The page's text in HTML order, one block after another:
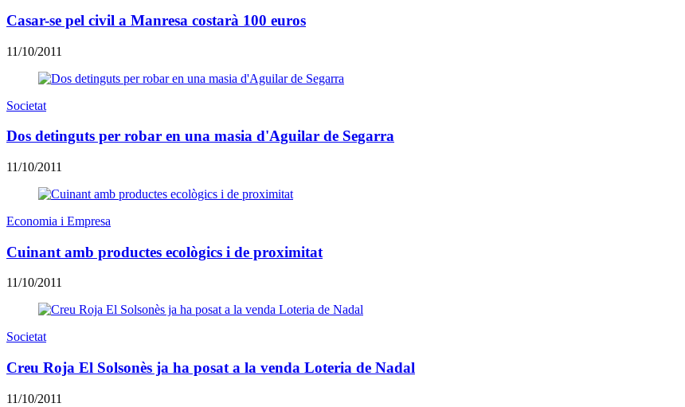
Casar-se pel civil a Manresa costarà 100 euros
11/10/2011
Societat
Dos detinguts per robar en una masia d'Aguilar de Segarra
11/10/2011
Economia i Empresa
Cuinant amb productes ecològics i de proximitat
11/10/2011
Societat
Creu Roja El Solsonès ja ha posat a la venda Loteria de Nadal
11/10/2011